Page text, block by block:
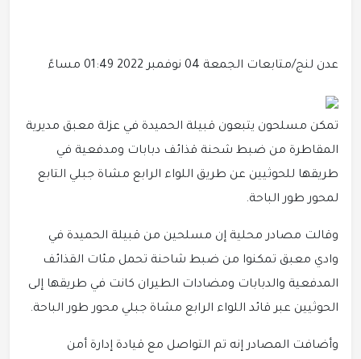
عدن لنج/متابعات الجمعة 04 نوفمبر 2022 01:49 مساءً
تمكن مسلحون يتبعون قبيلة الحميدة في عزلة معبق مديرية
المقاطرة من ضبط شحنة قذائف دبابات ومدفعية في
طريقها للحوثيين عن طريق اللواء الرابع مشاة جبلي التابع
لمحور طور الباحة.
وقالت مصادر محلية إن مسلحين من قبيلة الحميدة في
وادي معبق تمكنوا من ضبط شاحنة تحمل مئات القذائف
المدفعية والدبابات ومضادات الطيران كانت في طريقها إلى
الحوثيين عبر قائد اللواء الرابع مشاة جبلي محور طور الباحة.
وأضافت المصادر إنه تم التواصل مع قيادة إدارة أمن